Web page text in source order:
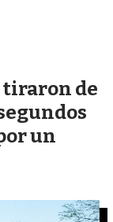
tiraron de
un